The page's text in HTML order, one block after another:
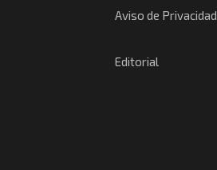
Aviso de Privacidad
Editorial